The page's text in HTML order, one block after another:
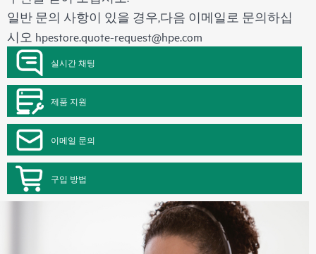
일반 문의 사항이 있을 경우,다음 이메일로 문의하십
시오 hpestore.quote-request@hpe.com
실시간 채팅
제품 지원
이메일 문의
구입 방법